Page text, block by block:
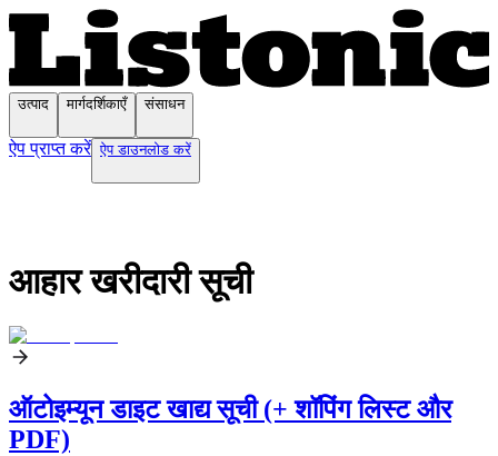
उत्पाद मार्गदर्शिकाएँ संसाधन
ऐप प्राप्त करें ऐप डाउनलोड करें
आहार खरीदारी सूची
ऑटोइम्यून डाइट खाद्य सूची (+ शॉपिंग लिस्ट और
PDF)